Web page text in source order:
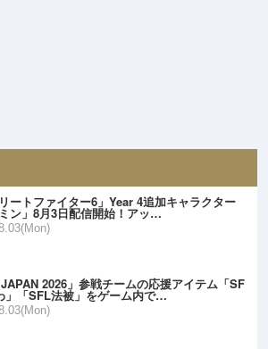
リートファイター6」Year 4追加キャラクター
ミン」8月3日配信開始！アッ…
JAPAN 2026」参戦チームの応援アイテム「SF
」「SFL法被」をゲーム内で…